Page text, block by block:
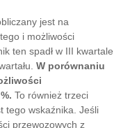
jest na
i możliwości
ten spadł w III kwartale
W porównaniu
To również trzeci
tego wskaźnika. Jeśli
przewozowych z